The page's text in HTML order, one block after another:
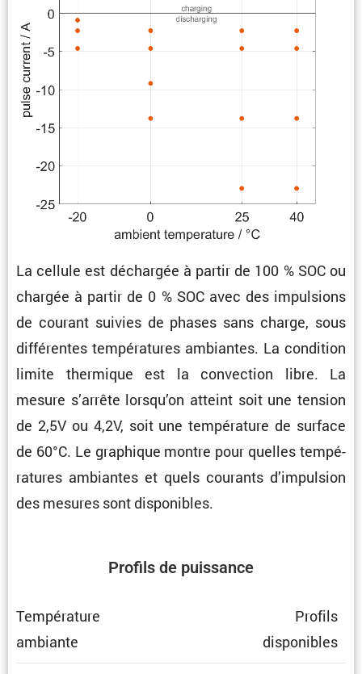
La cellule est déchargée à partir de 100 % SOC ou
chargée à partir de 0 % SOC avec des impul­sions
de courant suivies de phases sans charge, sous
diffé­rentes tempé­ra­tures ambiantes. La condi­tion
limite thermique est la convec­tion libre. La
mesure s’arrête lorsqu’on atteint soit une tension
de 2,5V ou 4,2V, soit une tempé­ra­ture de surface
de 60°C. Le graphique montre pour quelles tempé­
ra­tures ambiantes et quels courants d’impul­sion
des mesures sont disponibles.
Profils de puissance
Tempé­ra­ture
ambiante
Profils
dispo­nibles